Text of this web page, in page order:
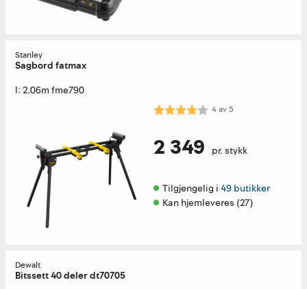
Stanley
Sagbord fatmax
l: 2.06m fme790
Karakter: 4.0 av 5 mulige
4av5
2 349 pr. stykk
Tilgjengelig i 49 butikker
Kan hjemleveres (27)
Dewalt
Bitssett 40 deler dt70705